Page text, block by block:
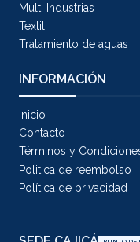
Multi Industrias
Textil
Tratamiento de aguas
INFORMACIÓN
Inicio
Contacto
Términos y
Politica de reembolso
Política de privacidad